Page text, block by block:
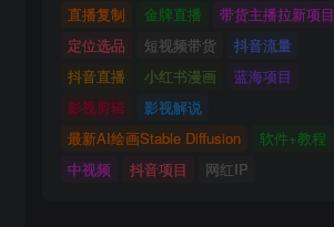
直播复制
金牌直播
带货主播拉新项目
定位选品
短视频带货
抖音流量
抖音直播
小红书漫画
蓝海项目
影视剪辑
影视解说
最新AI绘画Stable Diffusion
软件+教程
中视频
抖音项目 网红IP